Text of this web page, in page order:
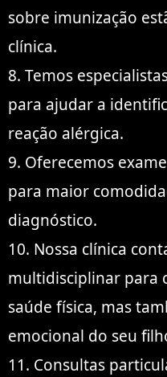
sobre imunização
clínica.
8. Temos
para ajudar a
reação alérgica.
9. Oferecemos
para maior
diagnóstico.
10. Nossa clínica
multidisciplinar para
saúde física, mas
emocional do seu
11. Consultas